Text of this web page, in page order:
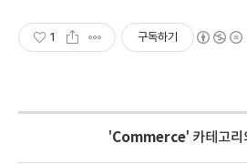
1 구독하기
'Commerce' 카테고리